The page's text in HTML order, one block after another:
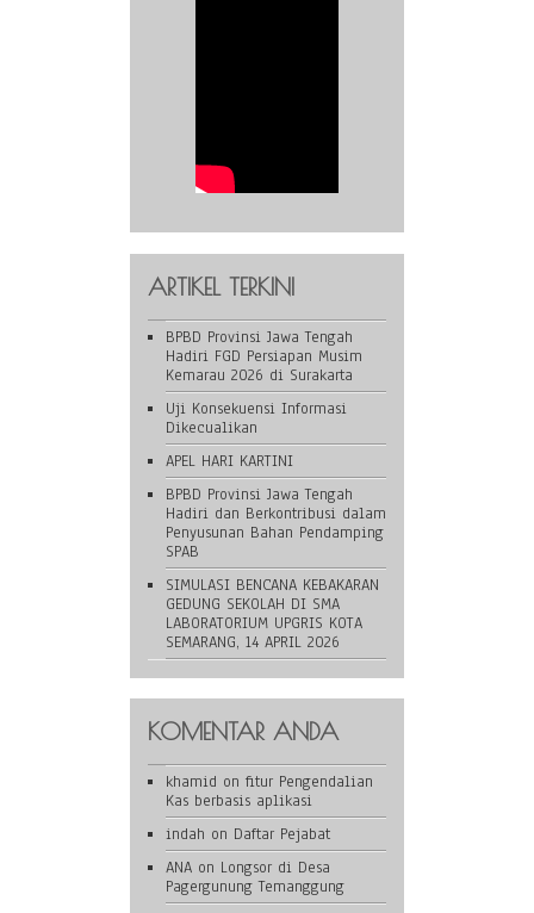
ARTIKEL TERKINI
BPBD Provinsi Jawa Tengah
Hadiri FGD Persiapan Musim
Kemarau 2026 di Surakarta
Uji Konsekuensi Informasi
Dikecualikan
APEL HARI KARTINI
BPBD Provinsi Jawa Tengah
Hadiri dan Berkontribusi dalam
Penyusunan Bahan Pendamping
SPAB
SIMULASI BENCANA KEBAKARAN
GEDUNG SEKOLAH DI SMA
LABORATORIUM UPGRIS KOTA
SEMARANG, 14 APRIL 2026
KOMENTAR ANDA
khamid on fitur Pengendalian
Kas berbasis aplikasi
indah on Daftar Pejabat
ANA on Longsor di Desa
Pagergunung Temanggung